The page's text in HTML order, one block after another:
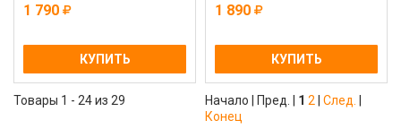
1 790
КУПИТЬ
1 890
КУПИТЬ
Товары 1 - 24 из 29 Начало | Пред. | 1 2 След.
Конец